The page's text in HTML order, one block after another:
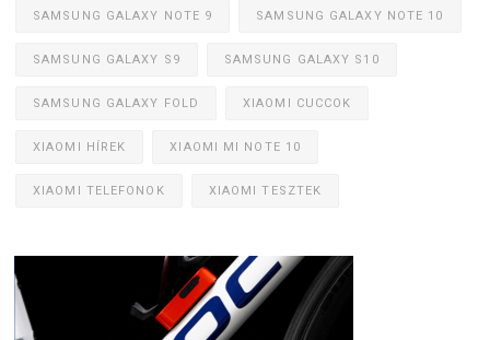
SAMSUNG GALAXY NOTE 9 SAMSUNG GALAXY NOTE 10
SAMSUNG GALAXY S9 SAMSUNG GALAXY S10
SAMSUNG GALAXY FOLD XIAOMI CUCCOK
XIAOMI HÍREK XIAOMI MI NOTE 10
XIAOMI TELEFONOK XIAOMI TESZTEK